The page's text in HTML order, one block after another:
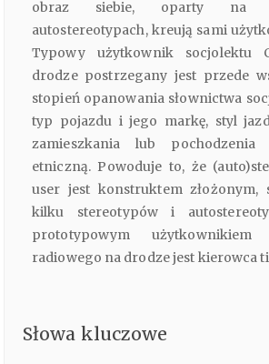
obraz siebie, oparty na
autostereotypach, kreują sami
Typowy użytkownik socjolektu
drodze postrzegany jest przede
stopień opanowania słownictwa
typ pojazdu i jego markę, styl
zamieszkania lub
etniczną. Powoduje to, że
user jest konstruktem złożonym,
kilku stereotypów i
prototypowym
radiowego na drodze jest kierowca
Słowa kluczowe